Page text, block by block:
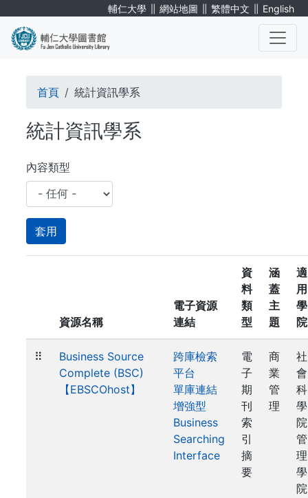
輔仁大學 ∥ 網站地圖 ∥ 繁體中文 ∥ English
導
航
連
結
首頁 統計資訊學系
統計資訊學系
內容類型
資源名稱
電子資源
連結
資
料
類
型
涵
蓋
主
題
適
用
學
院
⠿
Business Source
Complete (BSC)
【EBSCOhost】
跨庫檢索
平台
單庫連結
增強型
Business
Searching
Interface
電
子
期
刊
索
引
摘
要
商
業
管
理
社
會
科
學
院
管
理
學
院